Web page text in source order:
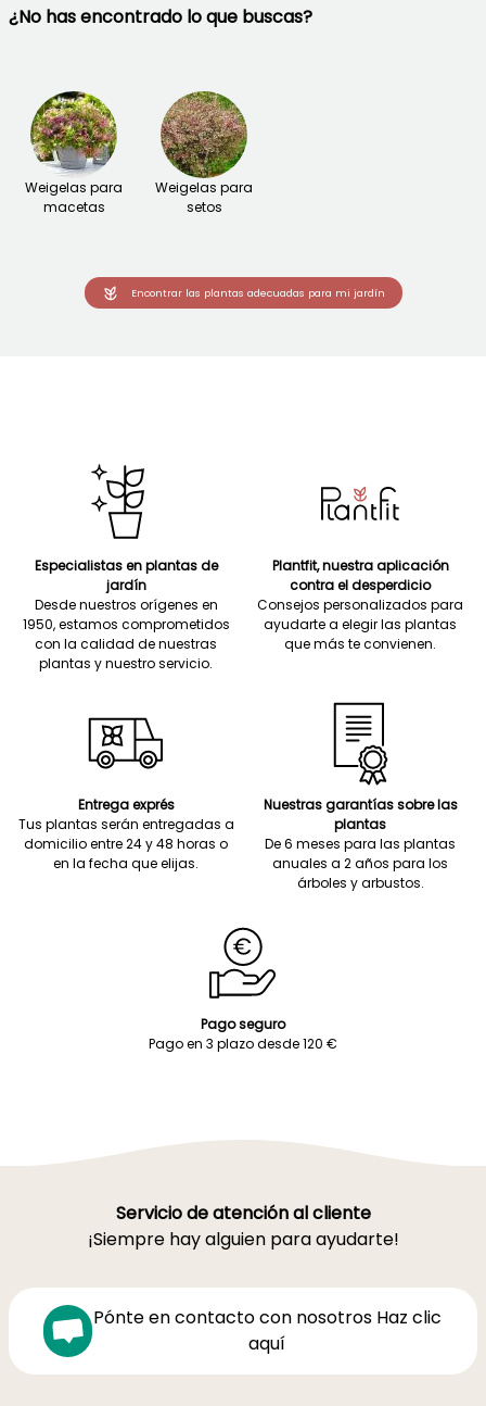
¿No has encontrado lo que buscas?
Weigelas para
macetas
Weigelas para
setos
Encontrar las plantas adecuadas para mi jardín
Especialistas en plantas de
jardín
Desde nuestros orígenes en
1950, estamos comprometidos
con la calidad de nuestras
plantas y nuestro servicio.
Plantfit, nuestra aplicación
contra el desperdicio
Consejos personalizados para
ayudarte a elegir las plantas
que más te convienen.
Entrega exprés
Tus plantas serán entregadas a
domicilio entre 24 y 48 horas o
en la fecha que elijas.
Nuestras garantías sobre las
plantas
De 6 meses para las plantas
anuales a 2 años para los
árboles y arbustos.
Pago seguro
Pago en 3 plazo desde 120 €
Servicio de atención al cliente
¡Siempre hay alguien para ayudarte!
Pónte en contacto con nosotros Haz clic
aquí